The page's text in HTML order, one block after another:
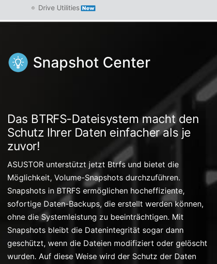
Drive Utilities
Snapshot Center
Das BTRFS-Dateisystem macht den
Schutz Ihrer Daten einfacher als je
zuvor!
ASUSTOR unterstützt jetzt Btrfs und bietet die
Möglichkeit, Volume-Snapshots durchzuführen.
Snapshots in BTRFS ermöglichen hocheffiziente,
sofortige Daten-Backups, die erstellt werden können,
ohne die Systemleistung zu beeinträchtigen. Mit
Snapshots bleibt die Datenintegrität sogar dann
geschützt, wenn die Dateien modifiziert oder gelöscht
wurden. Auf diese Weise wird der Schutz der Daten